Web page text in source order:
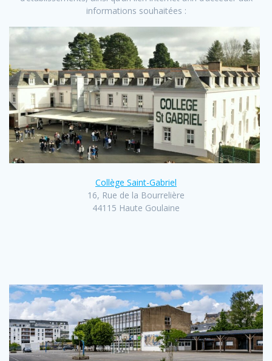
informations souhaitées :
Collège Saint-Gabriel
16, Rue de la Bourrelière
44115 Haute Goulaine